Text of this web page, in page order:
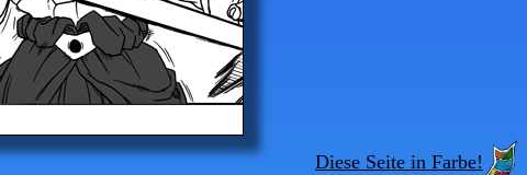
Diese Seite in Farbe!